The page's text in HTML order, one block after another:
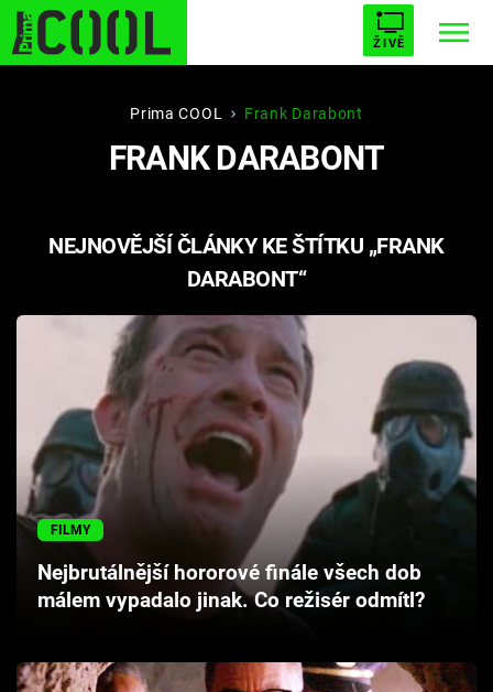
ŽIVĚ
STARHOUSE BUFFY, PŘEMOŽITELKA UPÍRŮ
PLNEJ KOTEL AVENGERS 5
Seriály
Hry
Cool Esport
Pořady
Sledujte prima+
Prima COOL Frank Darabont
FRANK DARABONT
NEJNOVĚJŠÍ ČLÁNKY KE ŠTÍTKU „FRANK
DARABONT“
FILMY
Nejbrutálnější hororové finále všech dob
málem vypadalo jinak. Co režisér odmítl?